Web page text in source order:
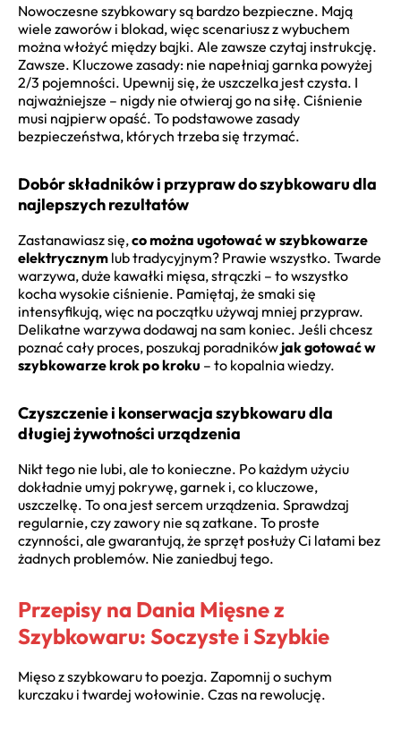
Nowoczesne szybkowary są bardzo bezpieczne. Mają
wiele zaworów i blokad, więc scenariusz z wybuchem
można włożyć między bajki. Ale zawsze czytaj instrukcję.
Zawsze. Kluczowe zasady: nie napełniaj garnka powyżej
2/3 pojemności. Upewnij się, że uszczelka jest czysta. I
najważniejsze – nigdy nie otwieraj go na siłę. Ciśnienie
musi najpierw opaść. To podstawowe zasady
bezpieczeństwa, których trzeba się trzymać.
Dobór składników i przypraw do szybkowaru dla
najlepszych rezultatów
Zastanawiasz się,co można ugotować w szybkowarze
elektrycznym lub tradycyjnym? Prawie wszystko. Twarde
warzywa, duże kawałki mięsa, strączki – to wszystko
kocha wysokie ciśnienie. Pamiętaj, że smaki się
intensyfikują, więc na początku używaj mniej przypraw.
Delikatne warzywa dodawaj na sam koniec. Jeśli chcesz
poznać cały proces, poszukaj poradników jak gotować w
szybkowarze krok po kroku – to kopalnia wiedzy.
Czyszczenie i konserwacja szybkowaru dla
długiej żywotności urządzenia
Nikt tego nie lubi, ale to konieczne. Po każdym użyciu
dokładnie umyj pokrywę, garnek i, co kluczowe,
uszczelkę. To ona jest sercem urządzenia. Sprawdzaj
regularnie, czy zawory nie są zatkane. To proste
czynności, ale gwarantują, że sprzęt posłuży Ci latami bez
żadnych problemów. Nie zaniedbuj tego.
Przepisy na Dania Mięsne z
Szybkowaru: Soczyste i Szybkie
Mięso z szybkowaru to poezja. Zapomnij o suchym
kurczaku i twardej wołowinie. Czas na rewolucję.